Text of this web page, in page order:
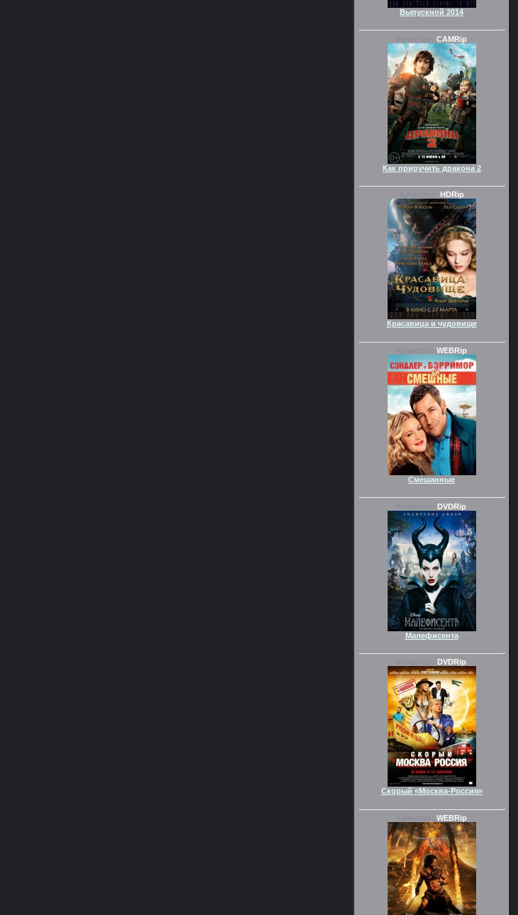
Выпускной 2014
CAMRip
Как приручить дракона 2
HDRip
Красавица и чудовище
WEBRip
Смешанные
DVDRip
Малефисента
DVDRip
Скорый «Москва-Россия»
WEBRip